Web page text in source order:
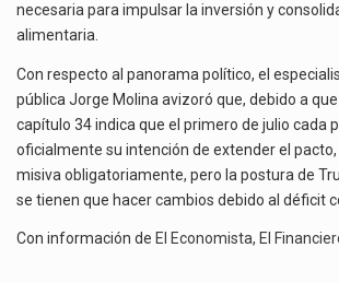
necesaria para impulsar la inversión y
alimentaria.
Con respecto al panorama político, el
pública Jorge Molina avizoró que, debido a que
capítulo 34 indica que el primero de julio cada
oficialmente su intención de extender el pacto,
misiva obligatoriamente, pero la postura de
se tienen que hacer cambios debido al déficit
Con información de El Economista, El